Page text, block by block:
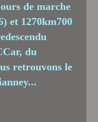
de marche
et 1270km700
du
retrouvons le